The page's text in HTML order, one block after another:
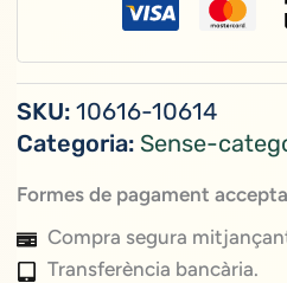
SKU:10616-10614
Categoria: Sense-
Formes de pagament
Compra segura
Transferència bancària.